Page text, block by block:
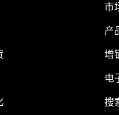
市
产
增
电
搜